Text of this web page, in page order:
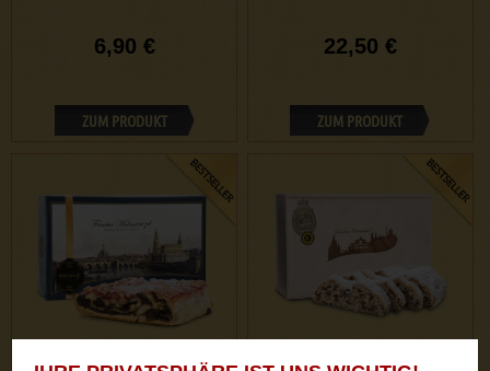
6,90 €
ZUM PRODUKT
22,50 €
ZUM PRODUKT